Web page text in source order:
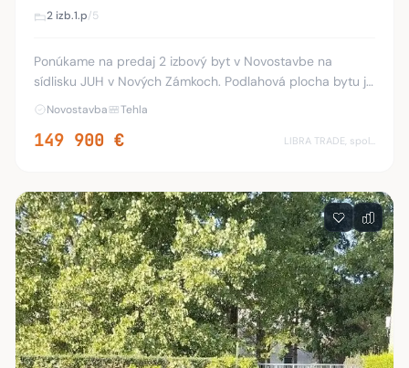
2 izb.1.p/5
Ponúkame na predaj 2 izbový byt v Novostavbe na
sídlisku JUH v Nových Zámkoch. Podlahová plocha bytu je
47 m2 nachádza sa na 1 poschodí zatepleného bytového
Novostavba Tehla
149 900 € LIBRA TRADE, spol.s.r.o.